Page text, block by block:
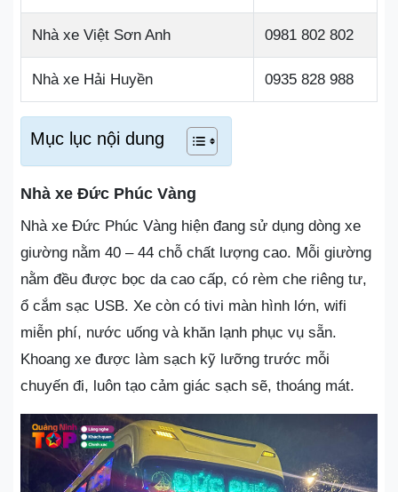
Nhà xe Việt Sơn Anh 0981 802 802
Nhà xe Hải Huyền 0935 828 988
Mục lục nội dung
Nhà xe Đức Phúc Vàng
Nhà xe Đức Phúc Vàng hiện đang sử dụng dòng xe
giường nằm 40 – 44 chỗ chất lượng cao. Mỗi giường
nằm đều được bọc da cao cấp, có rèm che riêng tư,
ổ cắm sạc USB. Xe còn có tivi màn hình lớn, wifi
miễn phí, nước uống và khăn lạnh phục vụ sẵn.
Khoang xe được làm sạch kỹ lưỡng trước mỗi
chuyến đi, luôn tạo cảm giác sạch sẽ, thoáng mát.